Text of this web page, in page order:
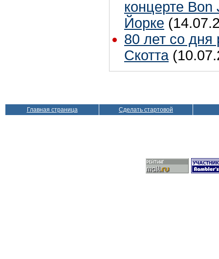
концерте
Йорке
80 лет со
Скотта
Главная страница Сделать стартовой